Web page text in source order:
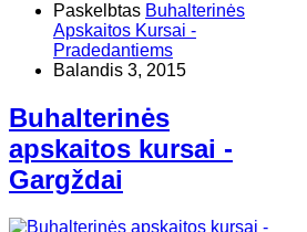
Paskelbtas Buhalterinės
Apskaitos Kursai -
Pradedantiems
Balandis 3, 2015
Buhalterinės
apskaitos kursai -
Gargždai